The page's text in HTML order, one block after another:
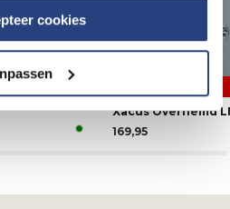
cookies
Xacus Overhemd
169,95